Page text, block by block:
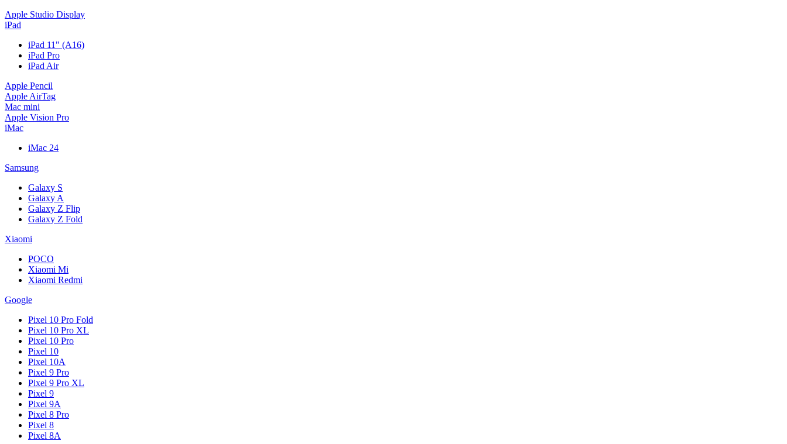
Apple Studio Display
iPad
iPad 11" (A16)
iPad Pro
iPad Air
Apple Pencil
Apple AirTag
Mac mini
Apple Vision Pro
iMac
iMac 24
Samsung
Galaxy S
Galaxy A
Galaxy Z Flip
Galaxy Z Fold
Xiaomi
POCO
Xiaomi Mi
Xiaomi Redmi
Google
Pixel 10 Pro Fold
Pixel 10 Pro XL
Pixel 10 Pro
Pixel 10
Pixel 10A
Pixel 9 Pro
Pixel 9 Pro XL
Pixel 9
Pixel 9A
Pixel 8 Pro
Pixel 8
Pixel 8A